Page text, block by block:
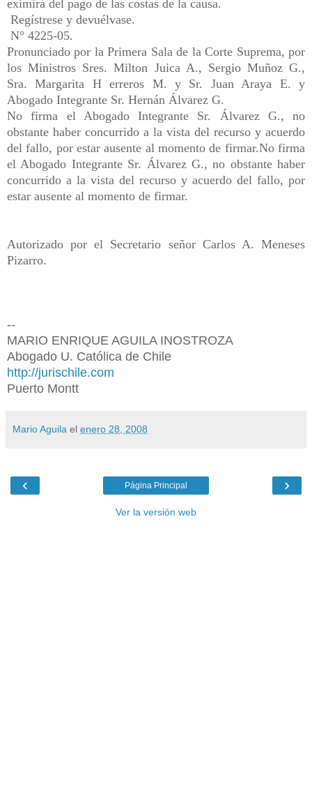
eximirá del pago de las costas de la causa.
Regístrese y devuélvase.
N° 4225-05.
Pronunciado por la Primera Sala de la Corte Suprema, por
los Ministros Sres. Milton Juica A., Sergio Muñoz G.,
Sra. Margarita H erreros M. y Sr. Juan Araya E. y
Abogado Integrante Sr. Hernán Álvarez G.
No firma el Abogado Integrante Sr. Álvarez G., no
obstante haber concurrido a la vista del recurso y acuerdo
del fallo, por estar ausente al momento de firmar.No firma
el Abogado Integrante Sr. Álvarez G., no obstante haber
concurrido a la vista del recurso y acuerdo del fallo, por
estar ausente al momento de firmar.
Autorizado por el Secretario señor Carlos A. Meneses
Pizarro.
--
MARIO ENRIQUE AGUILA INOSTROZA
Abogado U. Católica de Chile
http://jurischile.com
Puerto Montt
Mario Aguila el enero 28, 2008
‹ ›
Página Principal
Ver la versión web